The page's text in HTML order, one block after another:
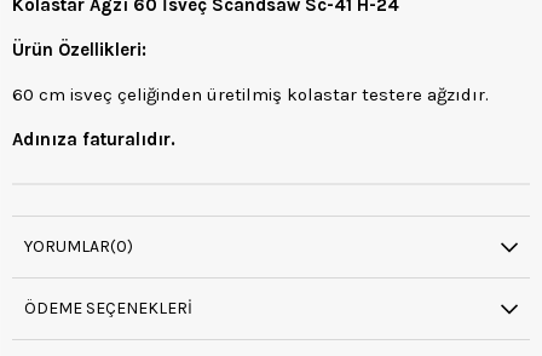
Kolastar Agzı 60 İsveç Scandsaw Sc-41 H-24
Ürün Özellikleri:
60 cm isveç çeliğinden üretilmiş kolastar testere ağzıdır.
Adınıza faturalıdır.
YORUMLAR(0)
ÖDEME SEÇENEKLERI